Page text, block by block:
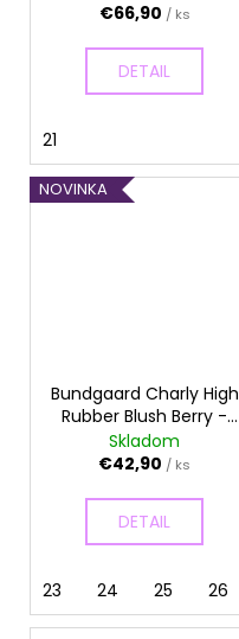
€66,90 / ks
DETAIL
21
NOVINKA
Bundgaard Charly High
Rubber Blush Berry -
Gumáky
Skladom
€42,90 / ks
DETAIL
23 24 25 26